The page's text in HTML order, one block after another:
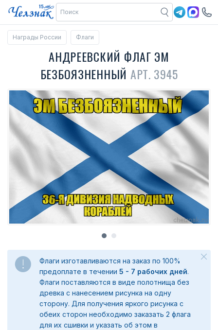
Награды России Флаги
АНДРЕЕВСКИЙ ФЛАГ ЭМ
БЕЗБОЯЗНЕННЫЙ АРТ. 3945
Флаги изготавливаются на заказ по 100%
предоплате в течении 5 - 7 рабочих дней.
Флаги поставляются в виде полотнища без
древка с нанесением рисунка на одну
сторону. Для получения яркого рисунка с
обеих сторон необходимо заказать 2 флага
для их сшивки и указать об этом в